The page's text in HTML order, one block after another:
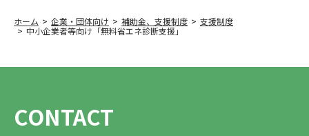
ホーム 企業・団体向け 補助金、支援制度
支援制度
中小企業者等向け「無料省エネ診断支援」
CONTACT